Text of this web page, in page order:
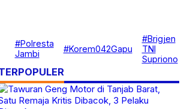
#Polresta
Jambi
#Korem042Gapu
#Brigjen
TNI
Supriono